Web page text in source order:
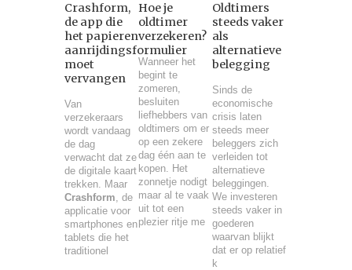
Crashform,
de app die
het papieren
aanrijdingsformulier
moet
vervangen
Van
verzekeraars
wordt vandaag
de dag
verwacht dat ze
de digitale kaart
trekken. Maar
Crashform , de
applicatie voor
smartphones en
tablets die het
traditionel
Hoe je
oldtimer
verzekeren?
Wanneer het
begint te
zomeren,
besluiten
liefhebbers van
oldtimers om er
op een zekere
dag één aan te
kopen. Het
zonnetje nodigt
maar al te vaak
uit tot een
plezier ritje me
Oldtimers
steeds vaker
als
alternatieve
belegging
Sinds de
economische
crisis laten
steeds meer
beleggers zich
verleiden tot
alternatieve
beleggingen.
We investeren
steeds vaker in
goederen
waarvan blijkt
dat er op relatief
k